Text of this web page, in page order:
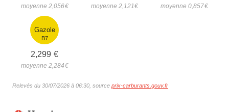
moyenne 2,056€ moyenne 2,121€ moyenne 0,857€
Gazole
B7
2,299 €
moyenne 2,284€
Relevés du 30/07/2026 à 06:30, source prix-carburants.gouv.fr